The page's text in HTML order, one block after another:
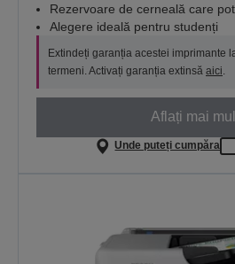
Rezervoare de cerneală care
Alegere ideală pentru studenți
Extindeți garanția acestei imprimante
termeni. Activați garanția extinsă aici
Aflați mai
Unde puteți cumpăra